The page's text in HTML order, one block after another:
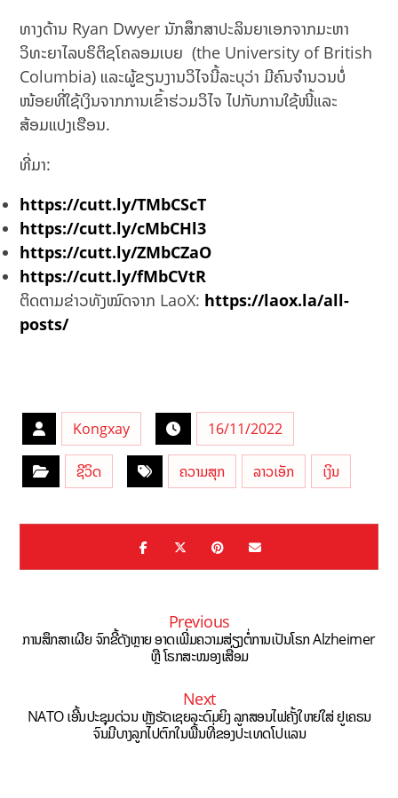
ທາງດ້ານ Ryan Dwyer ນັກສຶກສາປະລິນຍາເອກຈາກມະຫາ
ວິທະຍາໄລບຣິຕິຊໂຄລອມເບຍ (the University of British
Columbia) ແລະຜູ້ຂຽນງານວິໄຈນີ້ລະບຸວ່າ ມີຄົນຈຳນວນບໍ່
ໜ້ອຍທີ່ໃຊ້ເງິນຈາກການເຂົ້າຮ່ວມວິໄຈ ໄປກັບການໃຊ້ໜີ້ແລະ
ສ້ອມແປງເຮືອນ.
ທີ່ມາ:
https://cutt.ly/TMbCScT
https://cutt.ly/cMbCHl3
https://cutt.ly/ZMbCZaO
https://cutt.ly/fMbCVtR
ຕິດຕາມຂ່າວທັງໝົດຈາກ LaoX: https://laox.la/all-
posts/
Kongxay 16/11/2022
ຊີວິດ ຄວາມສຸກ ລາວເອັກ ເງິນ
Previous
ການສຶກສາເຜີຍ ຈົກຂີ້ດັງຫຼາຍ ອາດເພີ່ມຄວາມສ່ຽງຕໍ່ການເປັນໂຣກ Alzheimer
ຫຼື ໂຣກສະໝອງເສື່ອມ
Next
NATO ເອີ້ນປະຊຸມດ່ວນ ຫຼັງຣັດເຊຍລະດົມຍິງ ລູກສອນໄຟຄັ້ງໃຫຍ່ໃສ່ ຢູເຄຣນ
ຈົນມີບາງລູກໄປຕົກໃນພື້ນທີ່ຂອງປະເທດໂປແລນ